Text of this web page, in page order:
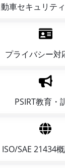
車セキュリティ
プライバシー対
PSIRT教育・
ISO/SAE 21434